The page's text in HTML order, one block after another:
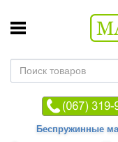
Беспружинные